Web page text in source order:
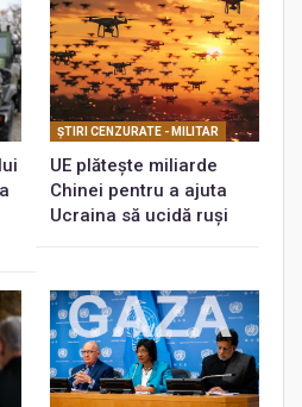
ŞTIRI CENZURATE - MILITAR
UE plătește miliarde
Chinei pentru a ajuta
Ucraina să ucidă ruși